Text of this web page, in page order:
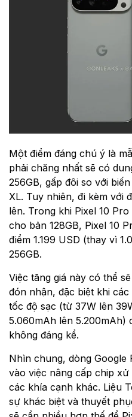
Một điểm đáng chú ý là
phải chăng nhất sẽ có
256GB, gấp đôi so với
XL. Tuy nhiên, đi kèm với
lên. Trong khi Pixel 10
cho bản 128GB, Pixel 10
điểm 1.199 USD (thay vì
256GB.
Việc tăng giá này có thể
đón nhận, đặc biệt khi
tốc độ sạc (từ 37W lên
5.060mAh lên 5.200mAh)
không đáng kể.
Nhìn chung, dòng Google
vào việc nâng cấp chip
các khía cạnh khác. Liệu
sự khác biệt và thuyết